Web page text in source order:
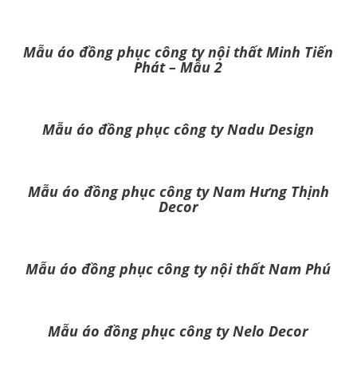
Mẫu áo đồng phục công ty nội thất Minh Tiến
Phát – Mẫu 2
Mẫu áo đồng phục công ty Nadu Design
Mẫu áo đồng phục công ty Nam Hưng Thịnh
Decor
Mẫu áo đồng phục công ty nội thất Nam Phú
Mẫu áo đồng phục công ty Nelo Decor